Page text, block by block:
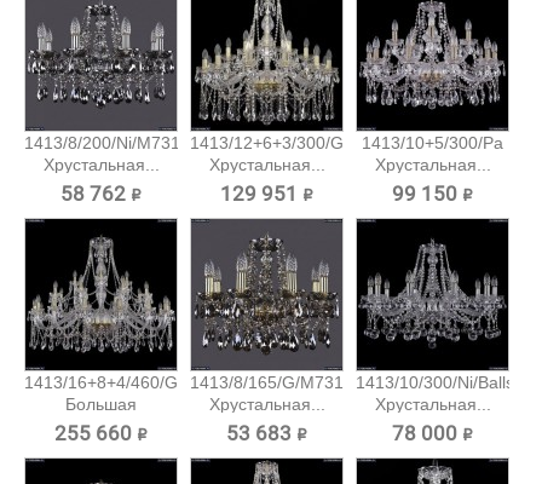
1413/8/200/Ni/M731
Хрустальная...
58 762 ₽
1413/12+6+3/300/G
Хрустальная...
129 951 ₽
1413/10+5/300/Pa
Хрустальная...
99 150 ₽
1413/16+8+4/460/G
Большая
хрустальная...
255 660 ₽
1413/8/165/G/M731
Хрустальная...
53 683 ₽
1413/10/300/Ni/Balls
Хрустальная...
78 000 ₽